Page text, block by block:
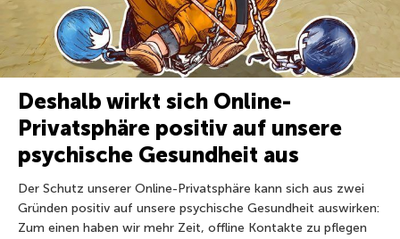
Deshalb wirkt sich Online-
Privatsphäre positiv auf unsere
psychische Gesundheit aus
Der Schutz unserer Online-Privatsphäre kann sich aus zwei
Gründen positiv auf unsere psychische Gesundheit auswirken:
Zum einen haben wir mehr Zeit, offline Kontakte zu pflegen